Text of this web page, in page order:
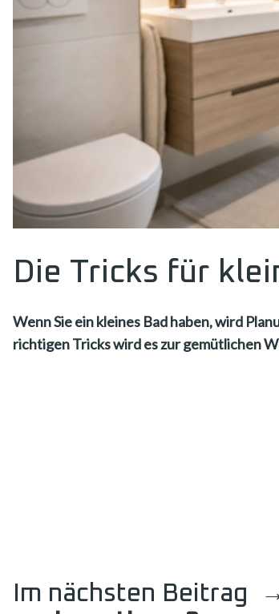
Die Tricks für
Wenn Sie ein kleines Bad haben, wird
richtigen Tricks wird es zur gemütlichen
Im nächsten Beitrag